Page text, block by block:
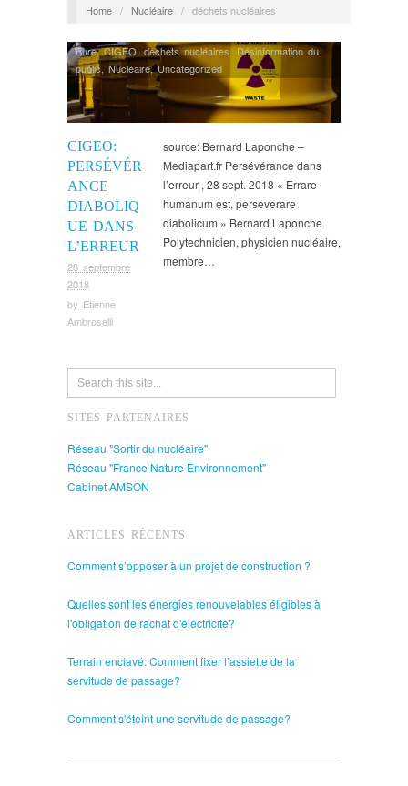
Home / Nucléaire / déchets nucléaires
CIGEO:
PERSÉVÉR
ANCE
DIABOLIQ
UE DANS
L’ERREUR
28 septembre
2018
by Etienne
Ambroselli
Bure,CIGEO, déchets nucléaires,Désinformation du
public, Nucléaire,Uncategorized
source: Bernard Laponche –
Mediapart.fr Persévérance dans
l’erreur , 28 sept. 2018 « Errare
humanum est, perseverare
diabolicum » Bernard Laponche
Polytechnicien, physicien nucléaire,
membre…
SITES PARTENAIRES
Réseau "Sortir du nucléaire"
Réseau "France Nature Environnement"
Cabinet AMSON
ARTICLES RÉCENTS
Comment s’opposer à un projet de construction ?
Quelles sont les énergies renouvelables éligibles à
l'obligation de rachat d'électricité?
Terrain enclavé: Comment fixer l’assiette de la
servitude de passage?
Comment s'éteint une servitude de passage?